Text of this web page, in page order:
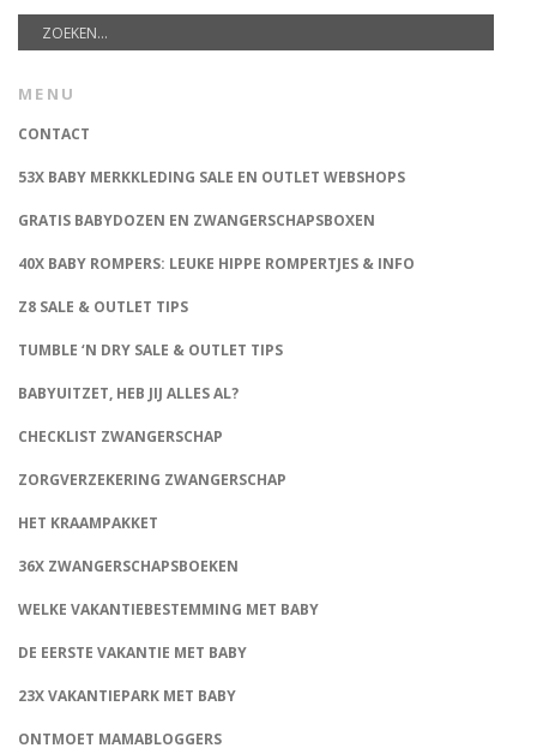
MENU
CONTACT
53X BABY MERKKLEDING SALE EN OUTLET WEBSHOPS
GRATIS BABYDOZEN EN ZWANGERSCHAPSBOXEN
40X BABY ROMPERS: LEUKE HIPPE ROMPERTJES & INFO
Z8 SALE & OUTLET TIPS
TUMBLE ‘N DRY SALE & OUTLET TIPS
BABYUITZET, HEB JIJ ALLES AL?
CHECKLIST ZWANGERSCHAP
ZORGVERZEKERING ZWANGERSCHAP
HET KRAAMPAKKET
36X ZWANGERSCHAPSBOEKEN
WELKE VAKANTIEBESTEMMING MET BABY
DE EERSTE VAKANTIE MET BABY
23X VAKANTIEPARK MET BABY
ONTMOET MAMABLOGGERS